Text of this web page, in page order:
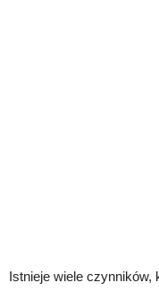
Istnieje wiele czynników,